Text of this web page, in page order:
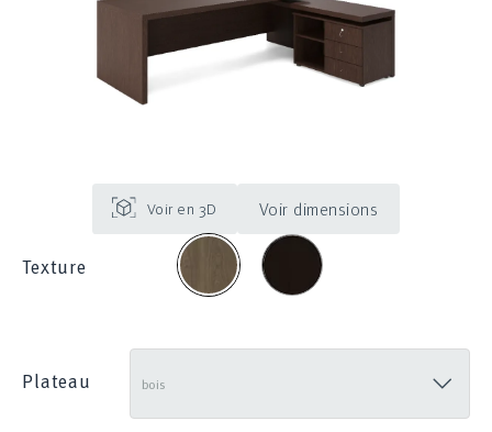
Voir dimensions
Texture
noyer_levante_471
wenge_409
Plateau